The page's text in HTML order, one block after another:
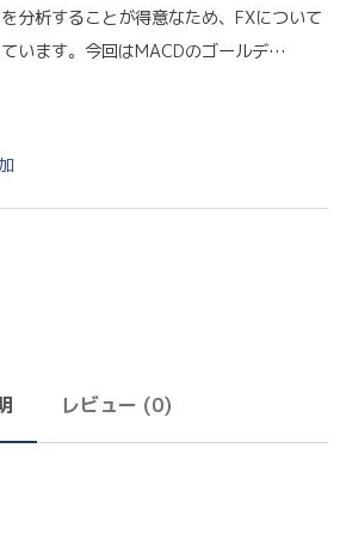
分析することが得意なため、FXについて
います。今回はMACDのゴールデ…
レビュー (0)